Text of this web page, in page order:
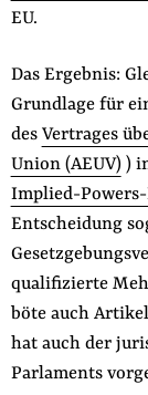
EU.
Das Ergebnis:
Grundlage für
des Vertrages
Union (AEUV) )
Implied-
Entscheidung
qualifizierte
böte auch
hat auch der
Parlaments